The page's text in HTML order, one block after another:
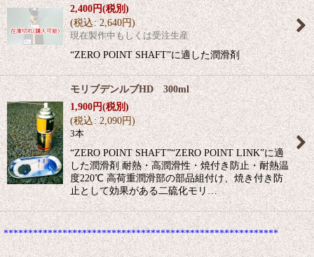
2,400円(税別)
(税込: 2,640円)
現在製作中もしくは受注生産
“ZERO POINT SHAFT”に適した潤滑剤
モリブデンルブHD 300ml
1,900円(税別)
(税込: 2,090円)
3本
“ZERO POINT SHAFT”“ZERO POINT LINK”に適
した潤滑剤 耐熱・高潤滑性・焼付き防止・耐熱温
度220℃ 高荷重潤滑部の部品組付け、焼き付き防
止として効果がある二硫化モリ…
********************************************************